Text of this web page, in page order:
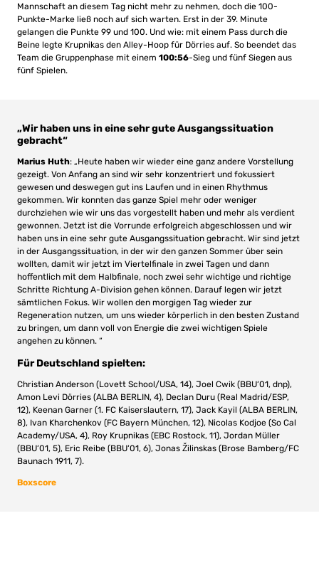
Mannschaft an diesem Tag nicht mehr zu nehmen, doch die 100-
Punkte-Marke ließ noch auf sich warten. Erst in der 39. Minute
gelangen die Punkte 99 und 100. Und wie: mit einem Pass durch die
Beine legte Krupnikas den Alley-Hoop für Dörries auf. So beendet das
Team die Gruppenphase mit einem 100:56-Sieg und fünf Siegen aus
fünf Spielen.
„Wir haben uns in eine sehr gute Ausgangssituation
gebracht“
Marius Huth: „Heute haben wir wieder eine ganz andere Vorstellung
gezeigt. Von Anfang an sind wir sehr konzentriert und fokussiert
gewesen und deswegen gut ins Laufen und in einen Rhythmus
gekommen. Wir konnten das ganze Spiel mehr oder weniger
durchziehen wie wir uns das vorgestellt haben und mehr als verdient
gewonnen. Jetzt ist die Vorrunde erfolgreich abgeschlossen und wir
haben uns in eine sehr gute Ausgangssituation gebracht. Wir sind jetzt
in der Ausgangssituation, in der wir den ganzen Sommer über sein
wollten, damit wir jetzt im Viertelfinale in zwei Tagen und dann
hoffentlich mit dem Halbfinale, noch zwei sehr wichtige und richtige
Schritte Richtung A-Division gehen können. Darauf legen wir jetzt
sämtlichen Fokus. Wir wollen den morgigen Tag wieder zur
Regeneration nutzen, um uns wieder körperlich in den besten Zustand
zu bringen, um dann voll von Energie die zwei wichtigen Spiele
angehen zu können. “
Für Deutschland spielten:
Christian Anderson (Lovett School/USA, 14), Joel Cwik (BBU‘01, dnp),
Amon Levi Dörries (ALBA BERLIN, 4), Declan Duru (Real Madrid/ESP,
12), Keenan Garner (1. FC Kaiserslautern, 17), Jack Kayil (ALBA BERLIN,
8), Ivan Kharchenkov (FC Bayern München, 12), Nicolas Kodjoe (So Cal
Academy/USA, 4), Roy Krupnikas (EBC Rostock, 11), Jordan Müller
(BBU‘01, 5), Eric Reibe (BBU‘01, 6), Jonas Žilinskas (Brose Bamberg/FC
Baunach 1911, 7).
Boxscore